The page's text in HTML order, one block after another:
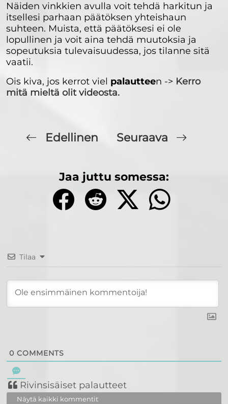
Näiden vinkkien avulla voit tehdä harkitun ja
itsellesi parhaan päätöksen yhteishaun
suhteen. Muista, että päätöksesi ei ole
lopullinen ja voit aina tehdä muutoksia ja
sopeutuksia tulevaisuudessa, jos tilanne sitä
vaatii.
Ois kiva, jos kerrot viel palautteen -> Kerro
mitä mieltä olit videosta.
Edellinen Seuraava
Jaa juttu somessa:
Tilaa
0 COMMENTS
Rivinsisäiset palautteet
Näytä kaikki kommentit